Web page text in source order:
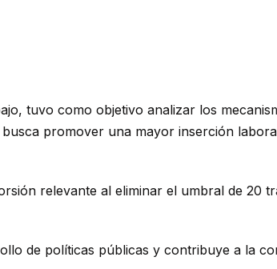
tuvo como objetivo analizar los
promover una mayor inserción
relevante al eliminar el umbral de 20
de políticas públicas y contribuye a la